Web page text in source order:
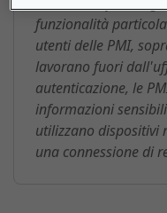
funzionalità
utenti delle PMI,
lavorano fuori
autenticazione, le
informazioni
utilizzano dispositivi
una connessione di